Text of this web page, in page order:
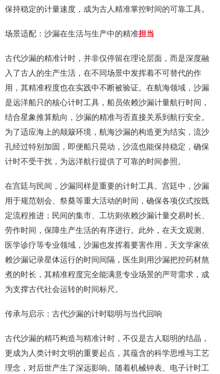
保持稳定的计量速度，成为古人精准掌控时间的可靠工具。
场景适配：沙漏在生活与生产中的精准担当
古代沙漏的精准计时，并非仅停留在理论层面，而是深度融
入了古人的生产生活，在不同场景中发挥着不可替代的作
用，其精准程度也在实践中不断被验证。在航海领域，沙漏
是远洋船只的核心计时工具，船员依赖沙漏计量航行时间，
结合星象推算航向，沙漏的精准与否直接关系到航行安全。
为了适应海上的颠簸环境，航海沙漏的构造更为结实，流沙
孔经过特别加固，即便船只晃动，沙流也能保持稳定，确保
计时不受干扰，为远洋航行提供了可靠的时间参照。
在宫廷与民间，沙漏同样是重要的计时工具。宫廷中，沙漏
用于规范朝会、祭奠等重大活动的时间，确保各项仪式按既
定流程推进；民间的集市、工坊则依赖沙漏计量交易时长、
劳作时间，保障生产生活的有序进行。此外，在天文观测、
医学诊疗等专业领域，沙漏也发挥着要害作用，天文学家依
赖沙漏记录星体运行的时间间隔，医生则用沙漏把控药材熬
煮的时长，其精准程度完全能满意专业场景的严苛需求，成
为支撑古代社会运转的时间标尺。
传承与启示：古代沙漏的计时聪明与当代回响
古代沙漏的精巧构造与精准计时，不仅是古人聪明的结晶，
更成为人类计时文明的重要起点，其蕴含的科学思维与工艺
理念，对后世产生了深远影响。随着机械钟表、电子计时工